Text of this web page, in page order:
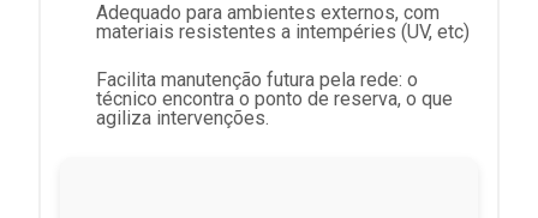
Adequado para ambientes externos, com
materiais resistentes a intempéries (UV, etc)
Facilita manutenção futura pela rede: o
técnico encontra o ponto de reserva, o que
agiliza intervenções.